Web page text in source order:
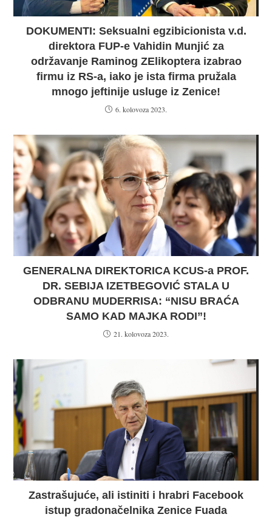
DOKUMENTI: Seksualni egzibicionista v.d.
direktora FUP-e Vahidin Munjić za
održavanje Raminog ZElikoptera izabrao
firmu iz RS-a, iako je ista firma pružala
mnogo jeftinije usluge iz Zenice!
6. kolovoza 2023.
GENERALNA DIREKTORICA KCUS-a PROF.
DR. SEBIJA IZETBEGOVIĆ STALA U
ODBRANU MUDERRISA: “NISU BRAĆA
SAMO KAD MAJKA RODI”!
21. kolovoza 2023.
Zastrašujuće, ali istiniti i hrabri Facebook
istup gradonačelnika Zenice Fuada